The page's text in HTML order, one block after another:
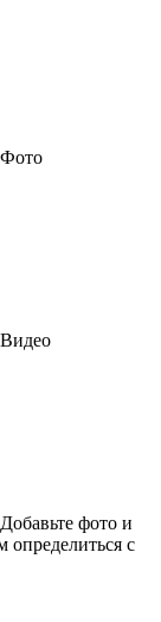
Фото
Видео
Добавьте фото и
определиться с